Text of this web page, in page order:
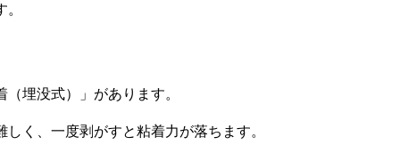
埋没式）」があります。
く、一度剥がすと粘着力が落ちます。